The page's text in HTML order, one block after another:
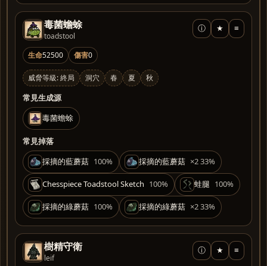
毒菌蟾蜍
toadstool
ⓘ ★ ≡
生命52500 傷害0
威脅等級: 終局 洞穴 春 夏 秋
常見生成源
毒菌蟾蜍
常見掉落
採摘的藍蘑菇 100% 採摘的藍蘑菇 ×2 33%
Chesspiece Toadstool Sketch 100% 蛙腿 100%
採摘的綠蘑菇 100% 採摘的綠蘑菇 ×2 33%
樹精守衛
leif
ⓘ ★ ≡